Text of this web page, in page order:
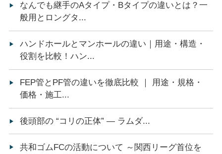
なんでも継手のAタイプ・Bタイプの違いとは？一
般用とロングタ...
ハンドホールとマンホールの違い｜用途・構造・
役割を比較！ハン...
FEP管とPF管の違いを徹底比較 ｜ 用途・規格・
価格・施工...
後頭部の “コリの正体” ― ラムダ...
共和ゴムFCの活動について ～関西リーグ首位を